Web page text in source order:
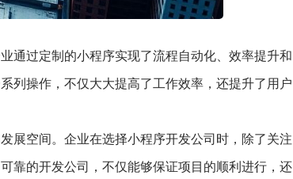
通过定制的小程序实现了流程自动化、效率提升和
列操作，不仅大大提高了工作效率，还提升了用户
展空间。企业在选择小程序开发公司时，除了关注
靠的开发公司，不仅能够保证项目的顺利进行，还